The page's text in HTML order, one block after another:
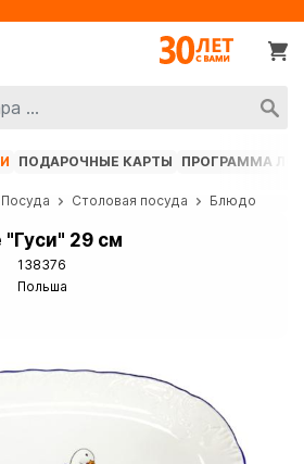
ПОДАРОЧНЫЕ КАРТЫ ПРОГРАММА
Посуда Столовая посуда Блюдо
29 см
138376
Польша